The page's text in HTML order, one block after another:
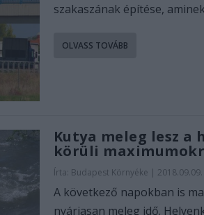
szakaszának építése,
OLVASS TOVÁBB
Kutya meleg lesz a
körüli
Írta: Budapest Környéke |
A következő napokban is
nyáriasan meleg idő.